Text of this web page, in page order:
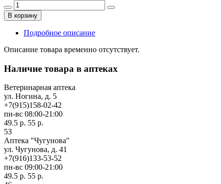
В корзину
Подробное описание
Описание товара временно отсутствует.
Наличие товара в аптеках
Ветеринарная аптека
ул. Ногина, д. 5
+7(915)158-02-42
пн-вс 08:00-21:00
49.5 р. 55 р.
53
Аптека "Чугунова"
ул. Чугунова, д. 41
+7(916)133-53-52
пн-вс 09:00-21:00
49.5 р. 55 р.